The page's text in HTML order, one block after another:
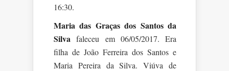
16:30.
Maria das Graças dos Santos da
Silvafaleceu em 06/05/2017. Era
filha de João Ferreira dos Santos e
Maria Pereira da Silva. Viúva de